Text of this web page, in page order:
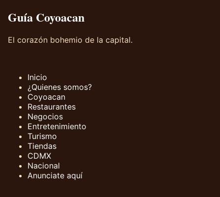
Guía Coyoacan
El corazón bohemio de la capital.
Inicio
¿Quienes somos?
Coyoacan
Restaurantes
Negocios
Entretenimiento
Turismo
Tiendas
CDMX
Nacional
Anunciate aquí